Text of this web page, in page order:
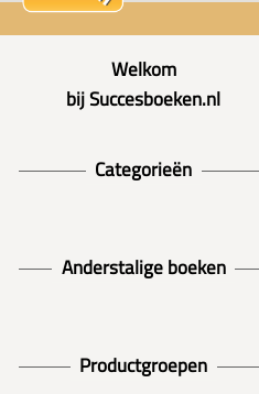
Welkom
bij Succesboeken.nl
Categorieën
Anderstalige boeken
Productgroepen